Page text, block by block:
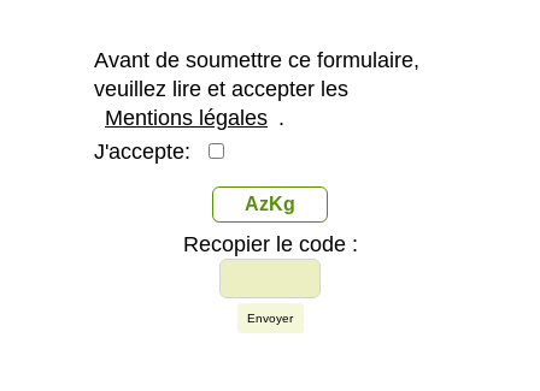
Avant de soumettre ce formulaire,
veuillez lire et accepter les
Mentions légales .
J'accepte:
AzKg
Recopier le code :
Envoyer